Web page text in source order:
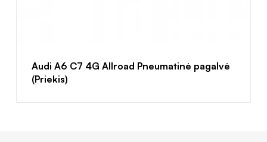
Audi A6 C7 4G Allroad Pneumatinė pagalvė
(Priekis)